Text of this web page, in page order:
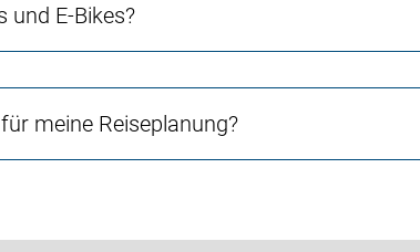
und E-Bikes?
meine Reiseplanung?